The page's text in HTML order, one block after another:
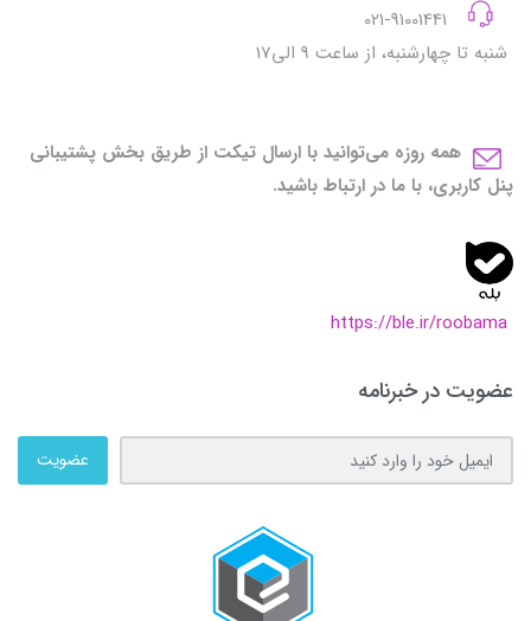
شنبه تا چهارشنبه، از ساعت 9 الی17
همه روزه می‌توانید با ارسال تیکت از طریق بخش پشتیبانی
پنل کاربری، با ما در ارتباط باشید.
https://ble.ir/roobama
عضویت در خبرنامه
عضویت